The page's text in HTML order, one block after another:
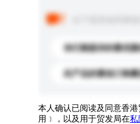
你们能提供的最优惠
此产品的最低订购量
本人确认已阅读及同意香港
用﹞，以及用于贸发局在私